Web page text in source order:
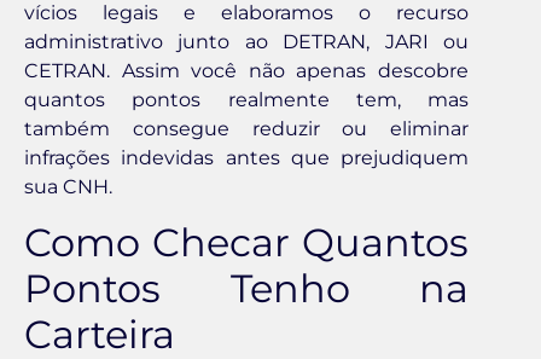
vícios legais e elaboramos o recurso
administrativo junto ao DETRAN, JARI ou
CETRAN. Assim você não apenas descobre
quantos pontos realmente tem, mas
também consegue reduzir ou eliminar
infrações indevidas antes que prejudiquem
sua CNH.
Como Checar Quantos
Pontos Tenho na
Carteira